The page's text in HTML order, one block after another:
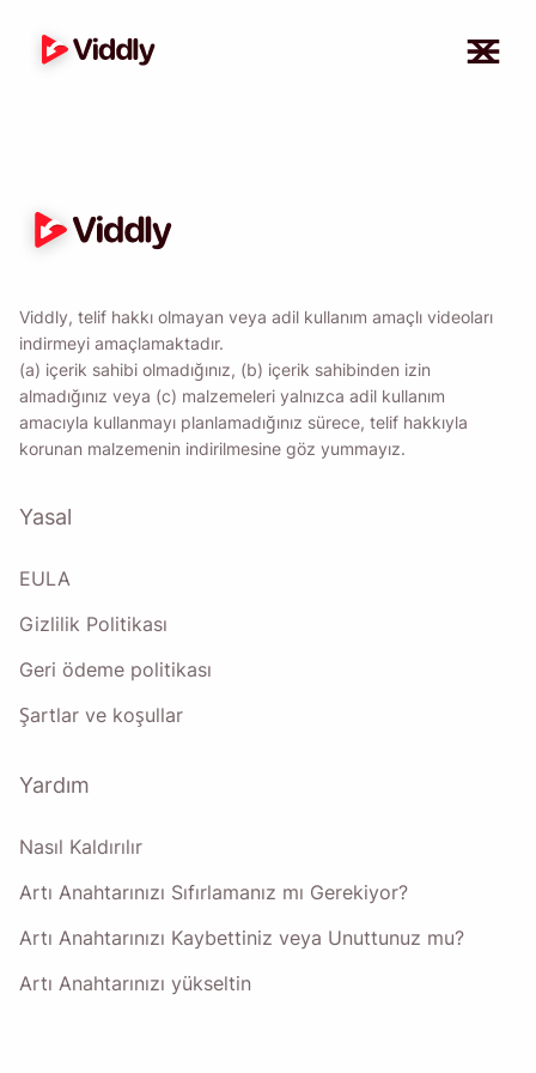
Viddly, telif hakkı olmayan veya adil kullanım amaçlı videoları
indirmeyi amaçlamaktadır.
(a) içerik sahibi olmadığınız, (b) içerik sahibinden izin
almadığınız veya (c) malzemeleri yalnızca adil kullanım
amacıyla kullanmayı planlamadığınız sürece, telif hakkıyla
korunan malzemenin indirilmesine göz yummayız.
Yasal
EULA
Gizlilik Politikası
Geri ödeme politikası
Şartlar ve koşullar
Yardım
Nasıl Kaldırılır
Artı Anahtarınızı Sıfırlamanız mı Gerekiyor?
Artı Anahtarınızı Kaybettiniz veya Unuttunuz mu?
Artı Anahtarınızı yükseltin
Bana hatırlat 🔔
MacOS veya Windows PC'ye geri
döndüğünüzde kendinize Viddly'yi indirmeniz
Name
Email
olursunuz.